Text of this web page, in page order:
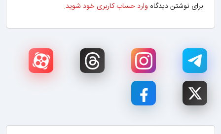
برای نوشتن دیدگاه وارد حساب کاربری خود شوید.